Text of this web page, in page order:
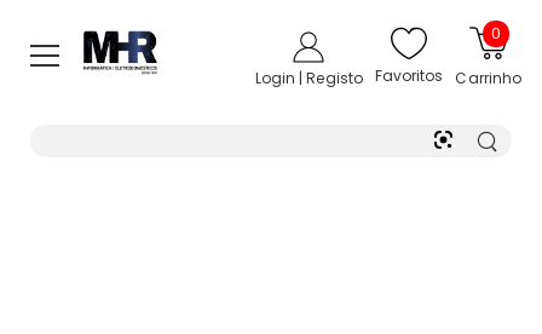
Login | Registo Favoritos
0
Carrinho